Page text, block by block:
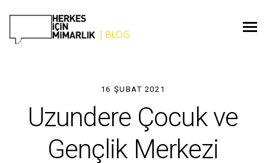
16 ŞUBAT 2021
Uzundere Çocuk ve
Gençlik Merkezi